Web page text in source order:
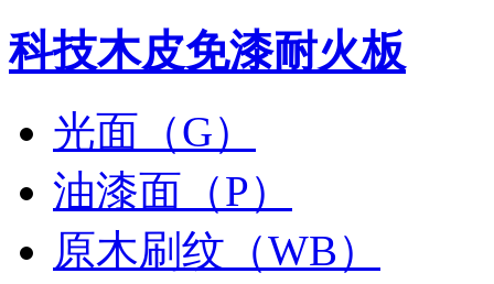
科技木皮免漆耐火板
光面（G）
油漆面（P）
原木刷纹（WB）